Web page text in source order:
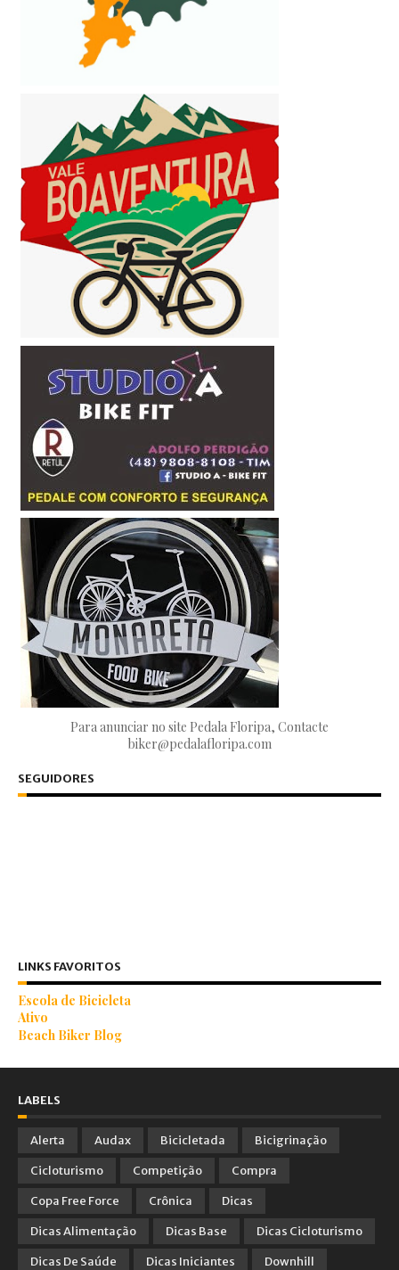
Para anunciar no site Pedala Floripa, Contacte
biker@pedalafloripa.com
SEGUIDORES
LINKS FAVORITOS
Escola de Bicicleta
Ativo
Beach Biker Blog
LABELS
Alerta Audax Bicicletada
Bicigrinação
Cicloturismo
Competição
Compra
Copa Free Force
Crônica
Dicas
Dicas Alimentação
Dicas Base
Dicas Cicloturismo
Dicas De Saúde
Dicas Iniciantes
Downhill